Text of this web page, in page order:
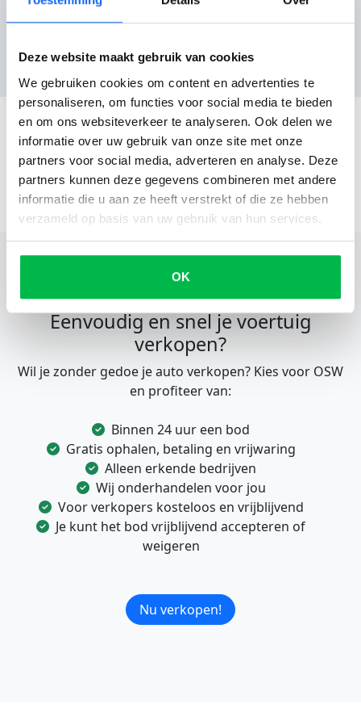
Deze website maakt gebruik van cookies
We gebruiken cookies om content en advertenties te
personaliseren, om functies voor social media te bieden
en om ons websiteverkeer te analyseren. Ook delen we
informatie over uw gebruik van onze site met onze
partners voor social media, adverteren en analyse. Deze
partners kunnen deze gegevens combineren met andere
informatie die u aan ze heeft verstrekt of die ze hebben
verzameld op basis van uw gebruik van hun services.
OK
Nog geen reviews
Eenvoudig en snel je voertuig
verkopen?
Wil je zonder gedoe je auto verkopen? Kies voor OSW
en profiteer van:
Binnen 24 uur een bod
Gratis ophalen, betaling en vrijwaring
Alleen erkende bedrijven
Wij onderhandelen voor jou
Voor verkopers kosteloos en vrijblijvend
Je kunt het bod vrijblijvend accepteren of
weigeren
Nu verkopen!